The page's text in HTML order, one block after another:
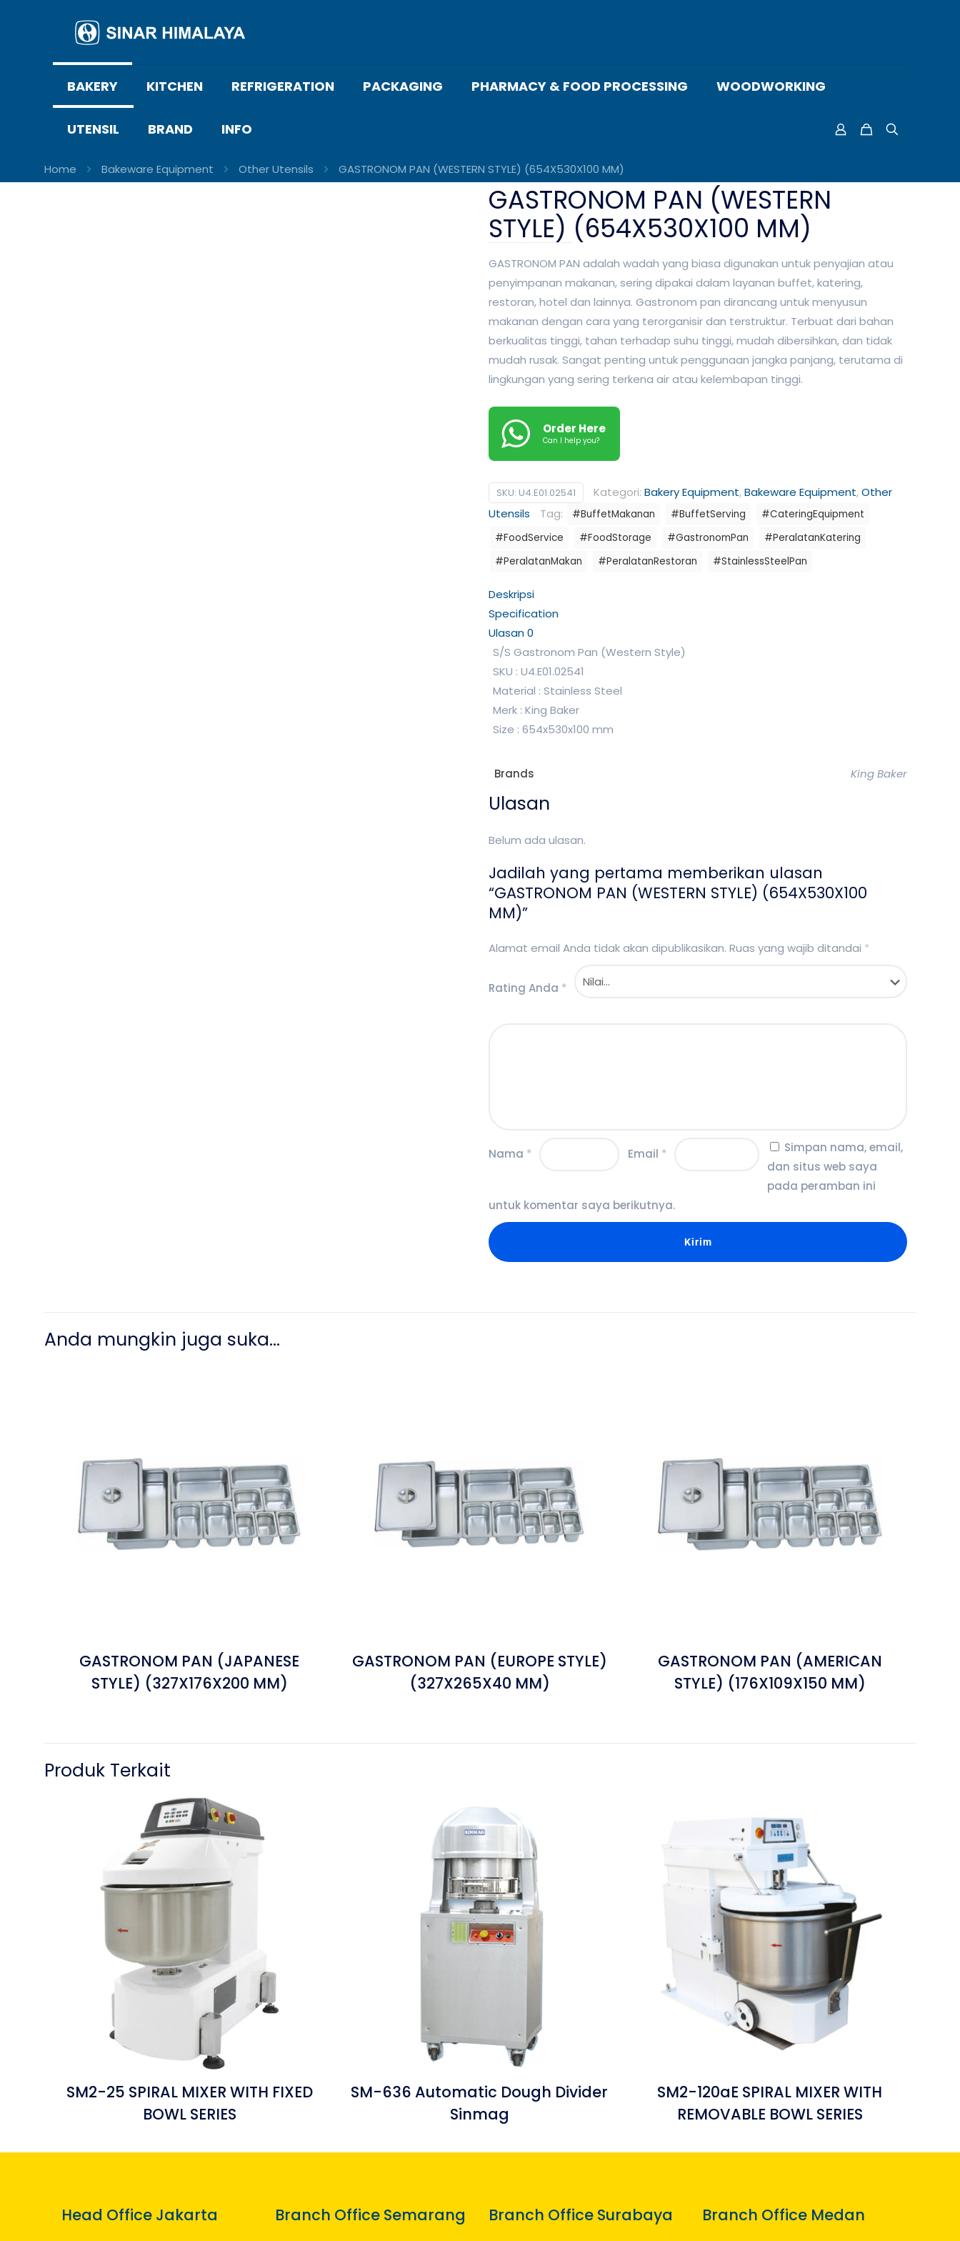
BAKERY KITCHEN REFRIGERATION PACKAGING PHARMACY & FOOD PROCESSING WOODWORKING
UTENSIL BRAND INFO
Home Bakeware Equipment Other Utensils GASTRONOM PAN (WESTERN STYLE) (654X530X100 MM)
GASTRONOM PAN (WESTERN
STYLE) (654X530X100 MM)
GASTRONOM PAN adalah wadah yang biasa digunakan untuk penyajian atau
penyimpanan makanan, sering dipakai dalam layanan buffet, katering,
restoran, hotel dan lainnya. Gastronom pan dirancang untuk menyusun
makanan dengan cara yang terorganisir dan terstruktur. Terbuat dari bahan
berkualitas tinggi, tahan terhadap suhu tinggi, mudah dibersihkan, dan tidak
mudah rusak. Sangat penting untuk penggunaan jangka panjang, terutama di
lingkungan yang sering terkena air atau kelembapan tinggi.
Order Here
Can I help you?
SKU: U4.E01.02541 Kategori: Bakery Equipment,Bakeware Equipment,Other
Utensils
Tag: #BuffetMakanan #BuffetServing
#CateringEquipment
#FoodService
#FoodStorage #GastronomPan
#PeralatanKatering
#PeralatanMakan
#PeralatanRestoran #StainlessSteelPan
Deskripsi
Specification
Ulasan0
S/S Gastronom Pan (Western Style)
SKU : U4.E01.02541
Material : Stainless Steel
Merk : King Baker
Size : 654x530x100 mm
Brands King Baker
Ulasan
Belum ada ulasan.
Jadilah yang pertama memberikan ulasan
“GASTRONOM PAN (WESTERN STYLE) (654X530X100
MM)”
Alamat email Anda tidak akan dipublikasikan. Ruas yang wajib ditandai *
Rating Anda *
Nama * Email *
Simpan nama, email,
dan situs web saya
pada peramban ini
untuk komentar saya berikutnya.
Anda mungkin juga suka…
GASTRONOM PAN (JAPANESE
STYLE) (327X176X200 MM)
GASTRONOM PAN (EUROPE STYLE)
(327X265X40 MM)
GASTRONOM PAN (AMERICAN
STYLE) (176X109X150 MM)
Produk Terkait
SM2-25 SPIRAL MIXER WITH FIXED
BOWL SERIES
SM-636 Automatic Dough Divider
Sinmag
SM2-120aE SPIRAL MIXER WITH
REMOVABLE BOWL SERIES
Head Office Jakarta Branch Office Semarang Branch Office Surabaya Branch Office Medan